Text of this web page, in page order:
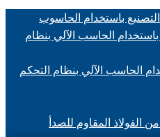
باستخدام الحاسوب
الحاسب الآلي بنظام
الحاسب الآلي بنظام التحكم